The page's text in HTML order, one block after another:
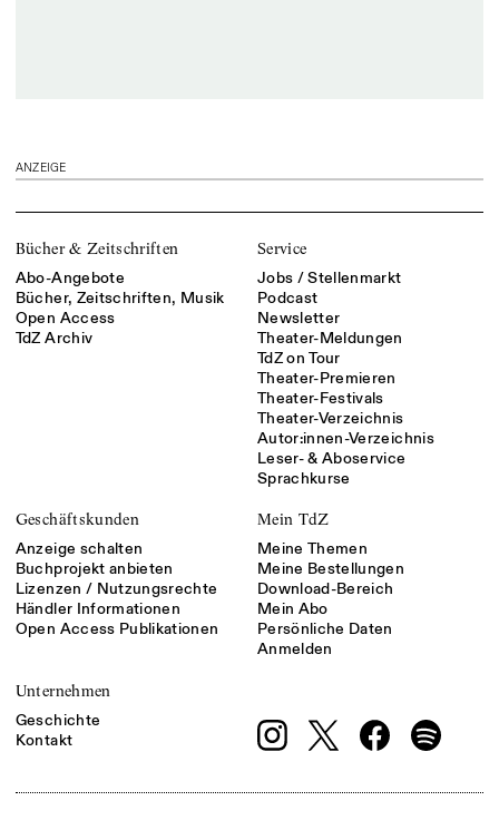
ANZEIGE
Bücher & Zeitschriften
Abo-Angebote
Bücher, Zeitschriften, Musik
Open Access
TdZ Archiv
Service
Jobs / Stellenmarkt
Podcast
Newsletter
Theater-Meldungen
TdZ on Tour
Theater-Premieren
Theater-Festivals
Theater-Verzeichnis
Autor:innen-Verzeichnis
Leser- & Aboservice
Sprachkurse
Geschäftskunden
Anzeige schalten
Buchprojekt anbieten
Lizenzen / Nutzungsrechte
Händler Informationen
Open Access Publikationen
Mein TdZ
Meine Themen
Meine Bestellungen
Download-Bereich
Mein Abo
Persönliche Daten
Anmelden
Unternehmen
Geschichte
Kontakt